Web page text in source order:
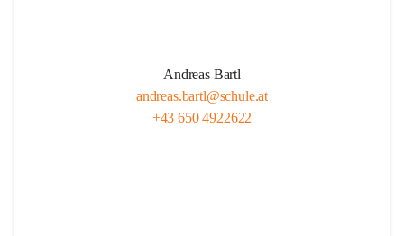
Andreas Bartl
andreas.bartl@schule.at
+43 650 4922622